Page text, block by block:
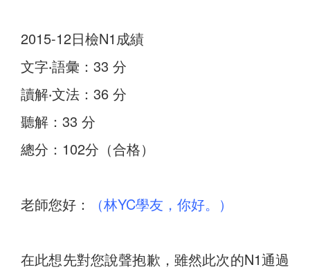
2015-12日檢N1成績
文字‧語彙：33 分
讀解‧文法：36 分
聽解：33 分
總分：102分（合格）
老師您好： （林YC學友，你好。）
在此想先對您說聲抱歉，雖然此次的N1通過